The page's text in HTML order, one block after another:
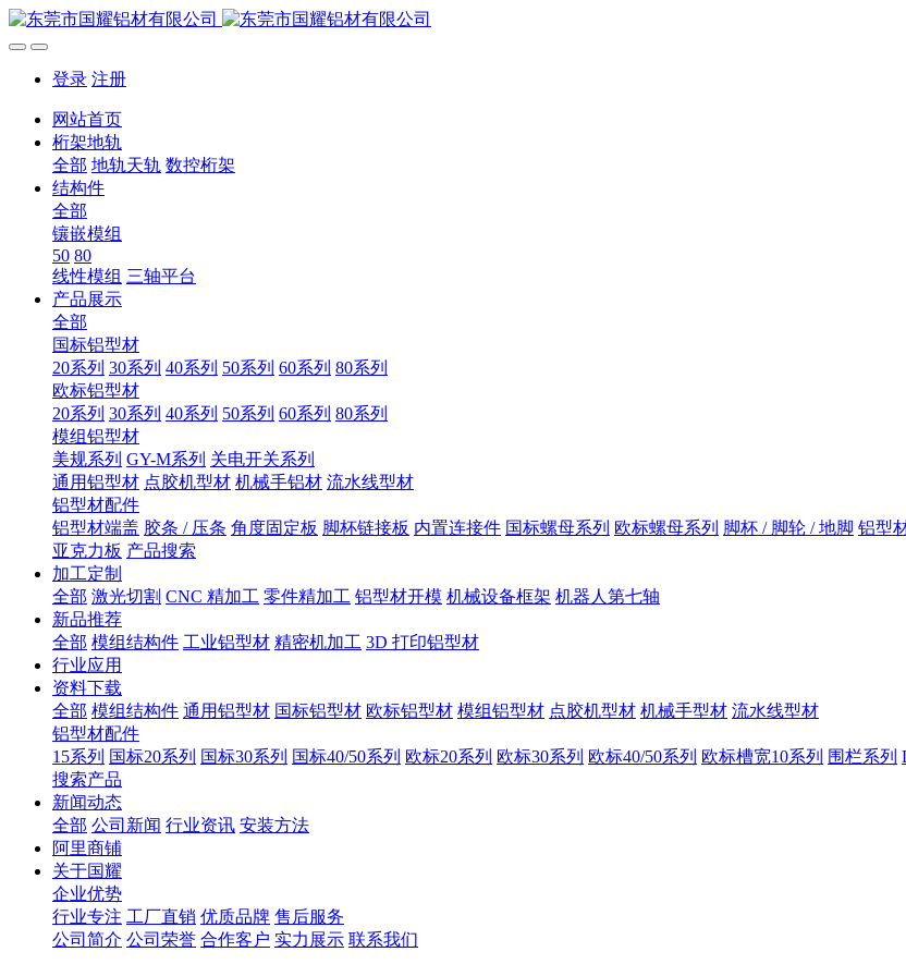
登录 注册
网站首页
桁架地轨
全部 地轨天轨 数控桁架
结构件
全部
镶嵌模组
50 80
线性模组 三轴平台
产品展示
全部
国标铝型材
20系列 30系列 40系列 50系列 60系列 80系列
欧标铝型材
20系列 30系列 40系列 50系列 60系列 80系列
模组铝型材
美规系列 GY-M系列 关电开关系列
通用铝型材 点胶机型材 机械手铝材 流水线型材
铝型材配件
铝型材端盖 胶条 / 压条 角度固定板 脚杯链接板 内置连接件 国标螺母系列 欧标螺母系列 脚杯 / 脚轮 / 地脚 铝型
亚克力板 产品搜索
加工定制
全部 激光切割 CNC 精加工 零件精加工 铝型材开模 机械设备框架 机器人第七轴
新品推荐
全部 模组结构件 工业铝型材 精密机加工 3D 打印铝型材
行业应用
资料下载
全部 模组结构件 通用铝型材 国标铝型材 欧标铝型材 模组铝型材 点胶机型材 机械手型材 流水线型材
铝型材配件
15系列 国标20系列 国标30系列 国标40/50系列 欧标20系列 欧标30系列 欧标40/50系列 欧标槽宽10系列 围栏系列
搜索产品
新闻动态
全部 公司新闻 行业资讯 安装方法
阿里商铺
关于国耀
企业优势
行业专注 工厂直销 优质品牌 售后服务
公司简介 公司荣誉 合作客户 实力展示 联系我们